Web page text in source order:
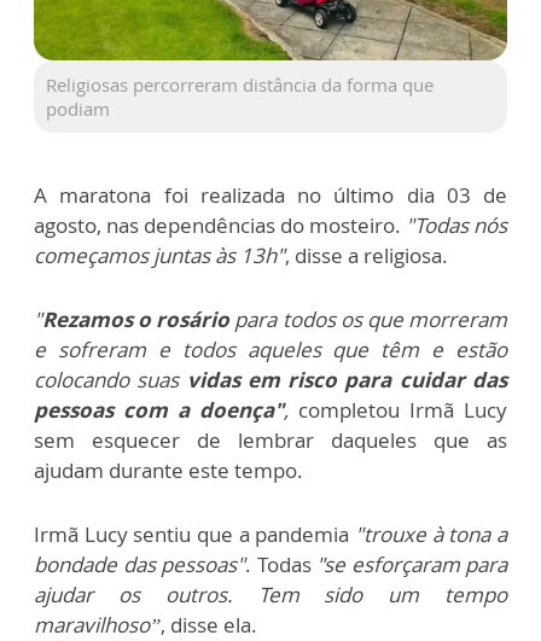
Religiosas percorreram distância da forma que
podiam
A maratona foi realizada no último dia 03 de
agosto, nas dependências do mosteiro. "Todas nós
começamos juntas às 13h", disse a religiosa.
"Rezamos o rosário para todos os que morreram
e sofreram e todos aqueles que têm e estão
colocando suas vidas em risco para cuidar das
pessoas com a doença", completou Irmã Lucy
sem esquecer de lembrar daqueles que as
ajudam durante este tempo.
Irmã Lucy sentiu que a pandemia "trouxe à tona a
bondade das pessoas". Todas "se esforçaram para
ajudar os outros. Tem sido um tempo
maravilhoso”, disse ela.